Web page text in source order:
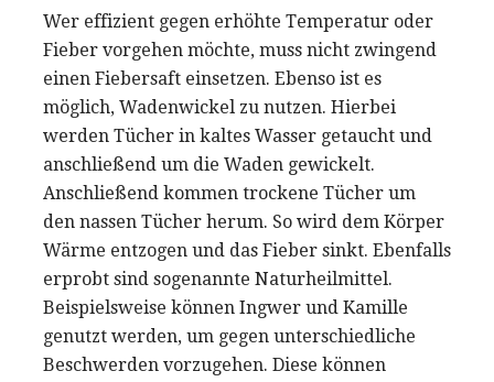
Wer effizient gegen erhöhte Temperatur oder
Fieber vorgehen möchte, muss nicht zwingend
einen Fiebersaft einsetzen. Ebenso ist es
möglich, Wadenwickel zu nutzen. Hierbei
werden Tücher in kaltes Wasser getaucht und
anschließend um die Waden gewickelt.
Anschließend kommen trockene Tücher um
den nassen Tücher herum. So wird dem Körper
Wärme entzogen und das Fieber sinkt. Ebenfalls
erprobt sind sogenannte Naturheilmittel.
Beispielsweise können Ingwer und Kamille
genutzt werden, um gegen unterschiedliche
Beschwerden vorzugehen. Diese können